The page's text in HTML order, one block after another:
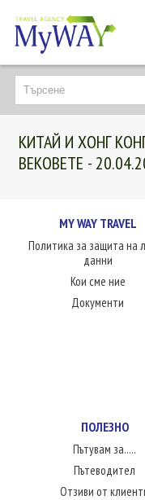
НАЙ-ТЪРСЕНИ
ДЕСТИНАЦИИ
ЕКЗОТИЧНИ ПОЧИВКИ
TAILOR MADE
НОВА ГОДИНА
ПЪТУВАЙТЕ С ДЕЦА
ЛЮБОПИТНО
КИТАЙ И ХОНГ
ВЕКОВЕТЕ -
MY WAY TRAVEL
Политика за защита на
данни
Кои сме ние
Документи
ПОЛЕЗНО
Пътувам за.....
Пътеводител
Отзиви от